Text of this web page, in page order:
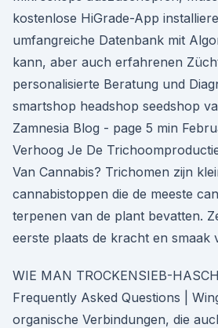
kostenlose HiGrade-App
umfangreiche Datenbank mit
kann, aber auch erfahrenen
personalisierte Beratung und
smartshop headshop seedshop
Zamnesia Blog - page 5 min
Verhoog Je De
Van Cannabis? Trichomen zijn
cannabistoppen die de meeste
terpenen van de plant bevatten.
eerste plaats de kracht en smaak
WIE MAN TROCKENSIEB-
Frequently Asked Questions |
organische Verbindungen, die